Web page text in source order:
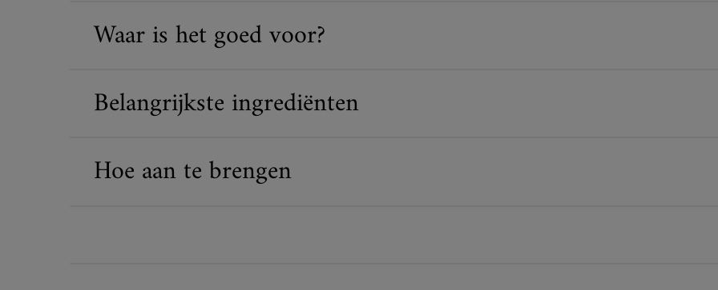
Waar is het goed voor?
Belangrijkste ingrediënten
Hoe aan te brengen